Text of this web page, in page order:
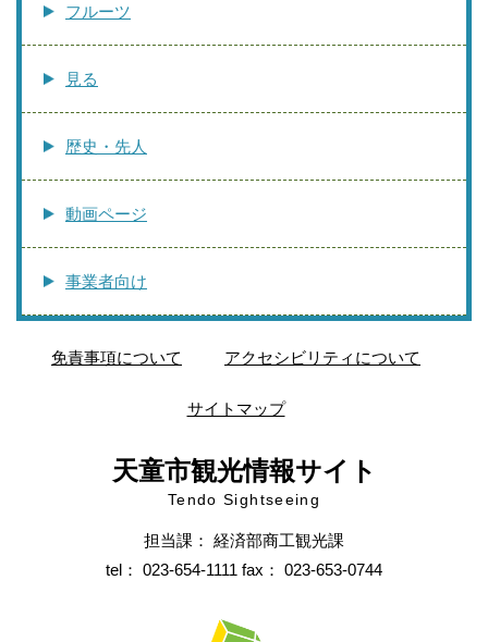
フルーツ
見る
歴史・先人
動画ページ
事業者向け
免責事項について アクセシビリティについて
サイトマップ
天童市観光情報サイト
Tendo Sightseeing
担当課： 経済部商工観光課
tel： 023-654-1111 fax： 023-653-0744